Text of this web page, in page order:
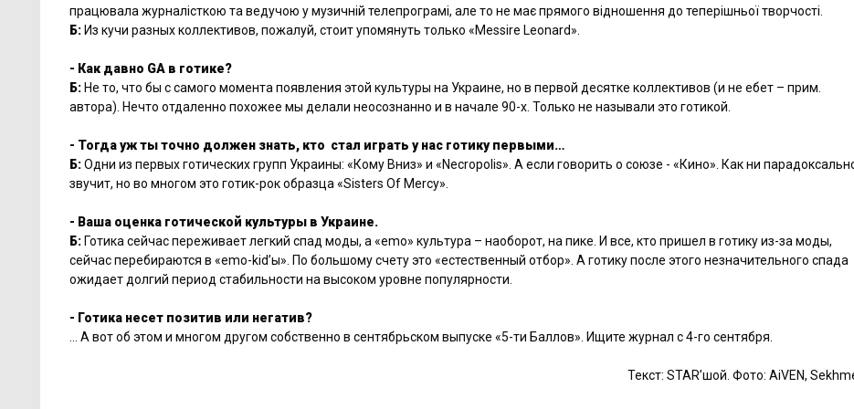
працювала журналісткою та ведучою у музичній телепрограмі, але то не має прямого відношення до теперішньої творчості.
Б: Из кучи разных коллективов, пожалуй, стоит упомянуть только «Messire Leonard».
- Как давно GA в готике?
Б: Не то, что бы с самого момента появления этой культуры на Украине, но в первой десятке коллективов (и не ебет – прим.
автора). Нечто отдаленно похожее мы делали неосознанно и в начале 90-х. Только не называли это готикой.
- Тогда уж ты точно должен знать, кто стал играть у нас готику первыми…
Б:Одни из первых готических групп Украины: «Кому Вниз» и «Necropolis». А если говорить о союзе - «Кино». Как ни
звучит, но во многом это готик-рок образца «Sisters Of Mercy».
- Ваша оценка готической культуры в Украине.
Б: Готика сейчас переживает легкий спад моды, а «emo» культура – наоборот, на пике. И все, кто пришел в готику из-за моды,
сейчас перебираются в «emo-kid’ы». По большому счету это «естественный отбор». А готику после этого незначительного спада
ожидает долгий период стабильности на высоком уровне популярности.
- Готика несет позитив или негатив?
… А вот об этом и многом другом собственно в сентябрьском выпуске «5-ти Баллов». Ищите журнал с 4-го сентября.
Текст: STAR’шой. Фото: AiVEN,